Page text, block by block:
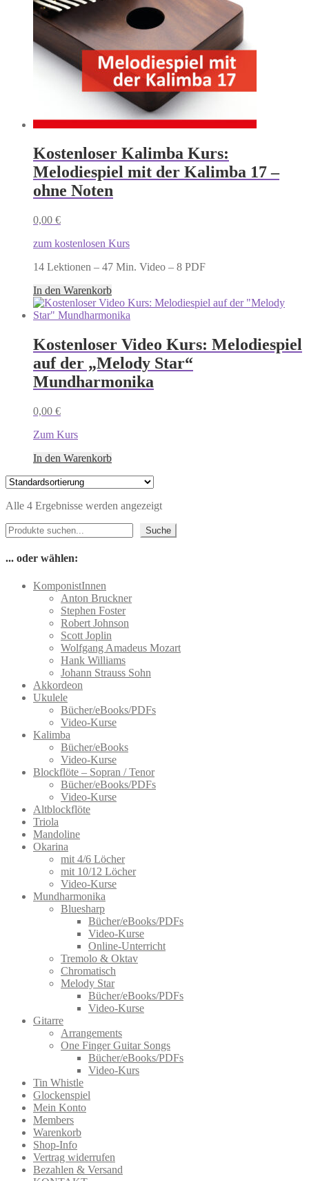
Kostenloser Kalimba Kurs:
Melodiespiel mit der Kalimba 17 –
ohne Noten
0,00 €
zum kostenlosen Kurs
14 Lektionen – 47 Min. Video – 8 PDF
In den Warenkorb
Kostenloser Video Kurs: Melodiespiel
auf der „Melody Star“
Mundharmonika
0,00 €
Zum Kurs
In den Warenkorb
Alle 4 Ergebnisse werden angezeigt
Suchen
Suche
... oder wählen:
KomponistInnen
Anton Bruckner
Stephen Foster
Robert Johnson
Scott Joplin
Wolfgang Amadeus Mozart
Hank Williams
Johann Strauss Sohn
Akkordeon
Ukulele
Bücher/eBooks/PDFs
Video-Kurse
Kalimba
Bücher/eBooks
Video-Kurse
Blockflöte – Sopran / Tenor
Bücher/eBooks/PDFs
Video-Kurse
Altblockflöte
Triola
Mandoline
Okarina
mit 4/6 Löcher
mit 10/12 Löcher
Video-Kurse
Mundharmonika
Bluesharp
Bücher/eBooks/PDFs
Video-Kurse
Online-Unterricht
Tremolo & Oktav
Chromatisch
Melody Star
Bücher/eBooks/PDFs
Video-Kurse
Gitarre
Arrangements
One Finger Guitar Songs
Bücher/eBooks/PDFs
Video-Kurs
Tin Whistle
Glockenspiel
Mein Konto
Members
Warenkorb
Shop-Info
Vertrag widerrufen
Bezahlen & Versand